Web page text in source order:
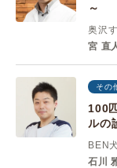
～
奥沢
宮 直
その
100
ルの
BEN
石川